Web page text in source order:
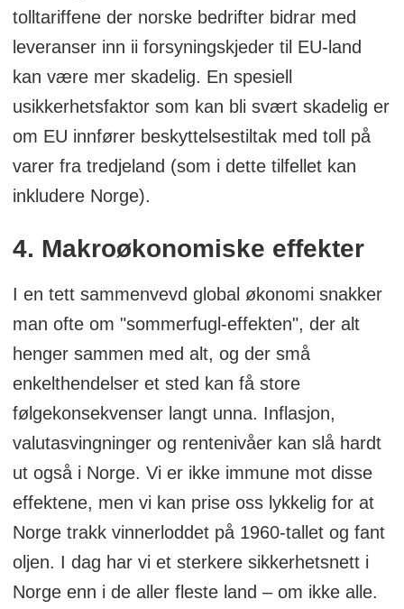
tolltariffene der norske bedrifter bidrar med
leveranser inn ii forsyningskjeder til EU-land
kan være mer skadelig. En spesiell
usikkerhetsfaktor som kan bli svært skadelig er
om EU innfører beskyttelsestiltak med toll på
varer fra tredjeland (som i dette tilfellet kan
inkludere Norge).
4. Makroøkonomiske effekter
I en tett sammenvevd global økonomi snakker
man ofte om "sommerfugl-effekten", der alt
henger sammen med alt, og der små
enkelthendelser et sted kan få store
følgekonsekvenser langt unna. Inflasjon,
valutasvingninger og rentenivåer kan slå hardt
ut også i Norge. Vi er ikke immune mot disse
effektene, men vi kan prise oss lykkelig for at
Norge trakk vinnerloddet på 1960-tallet og fant
oljen. I dag har vi et sterkere sikkerhetsnett i
Norge enn i de aller fleste land – om ikke alle.